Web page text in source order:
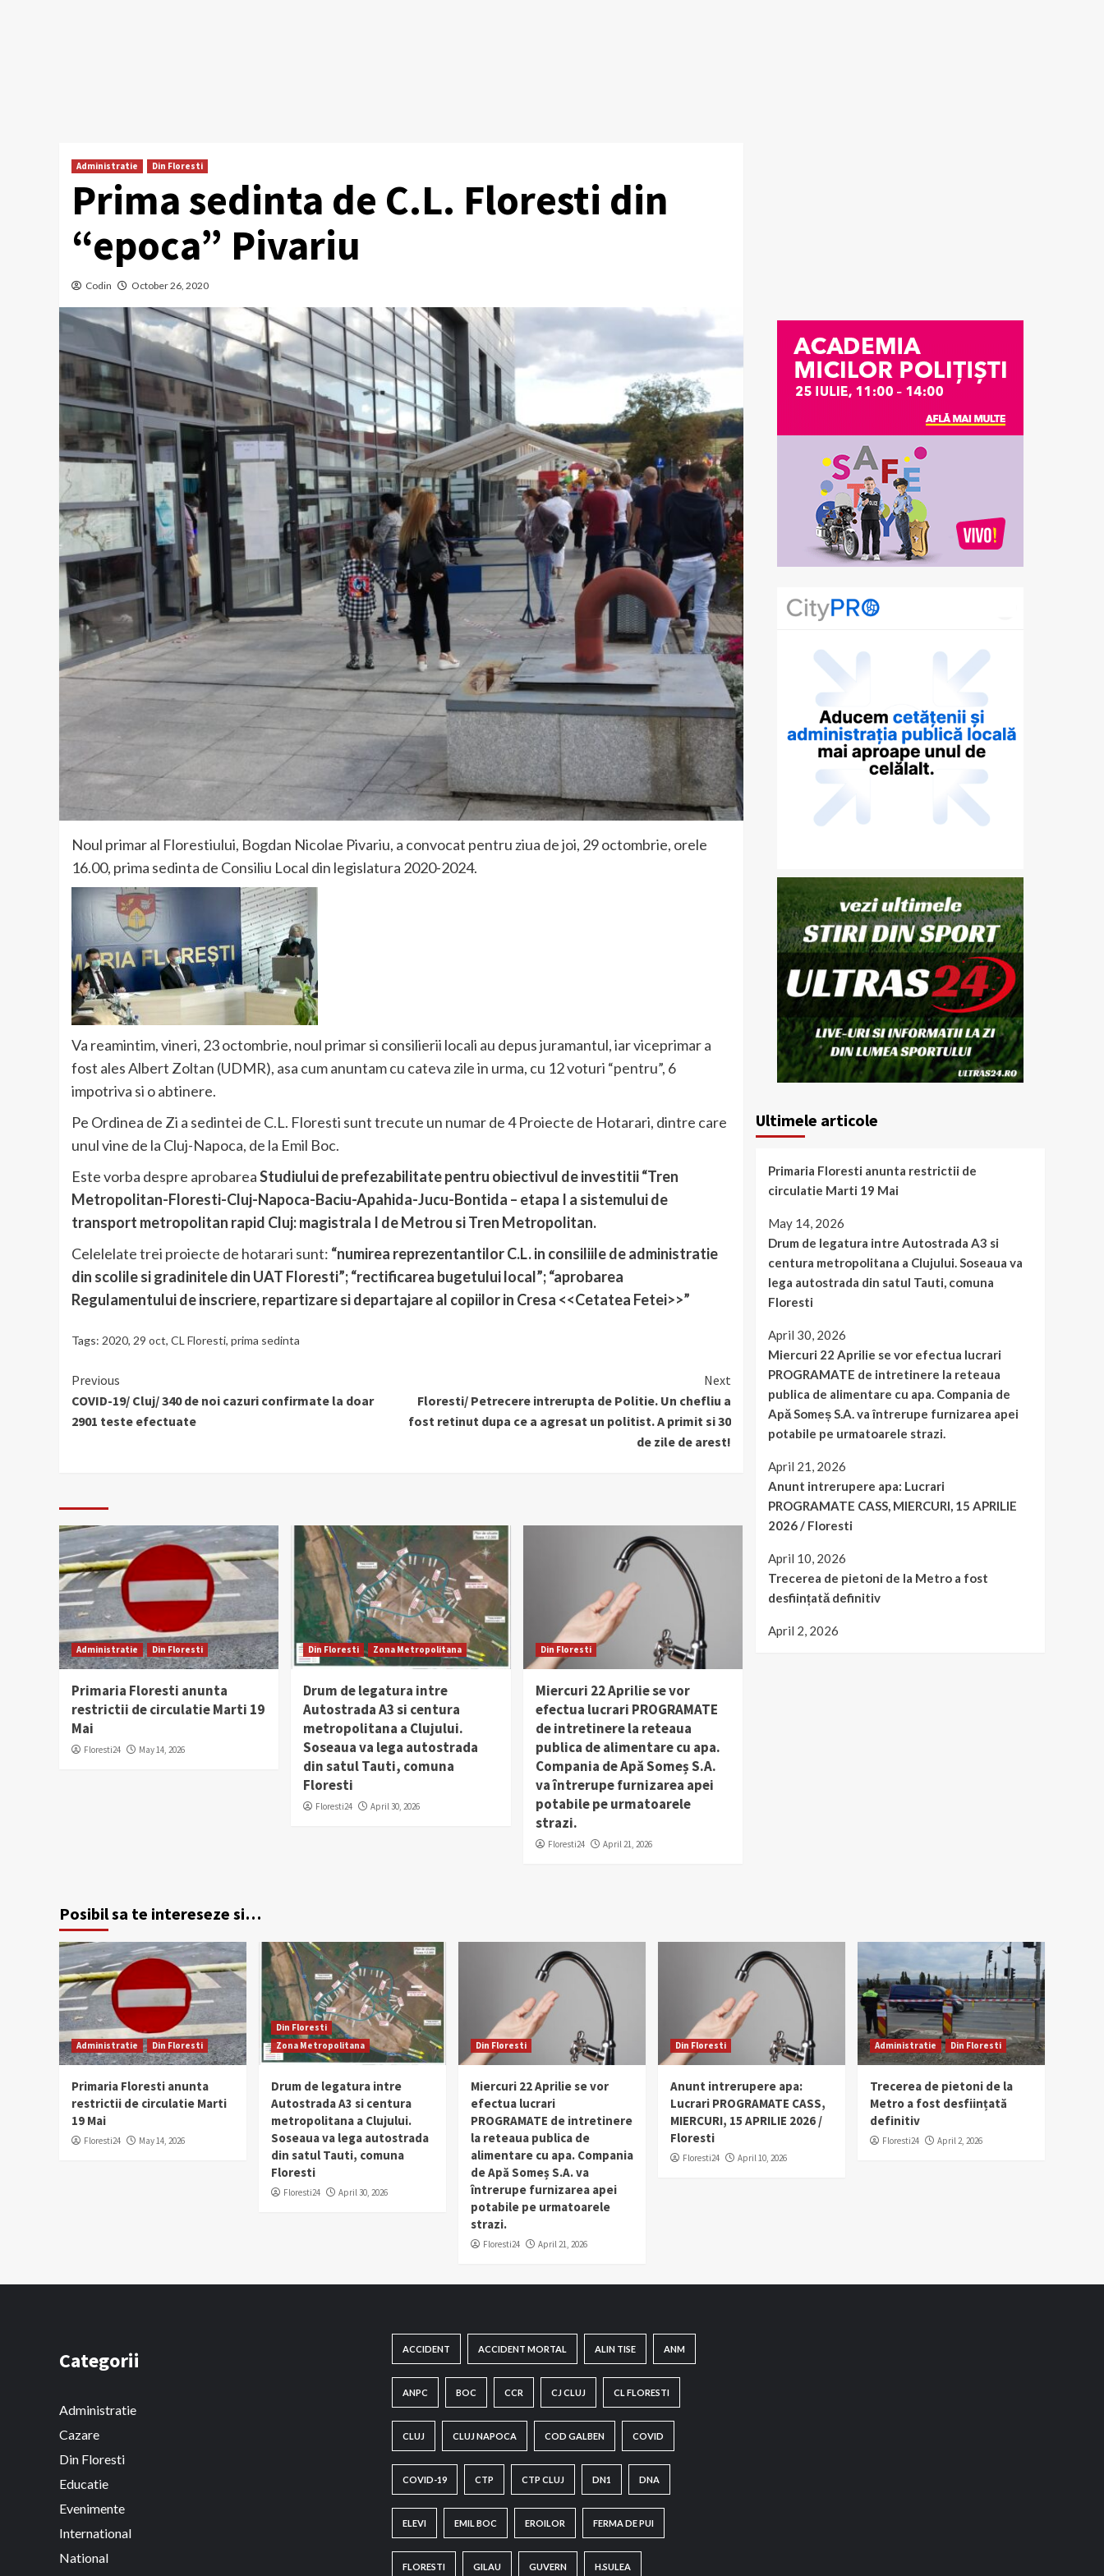
Administratie Din Floresti
Prima sedinta de C.L. Floresti din
“epoca” Pivariu
Codin October 26, 2020
Noul primar al Florestiului, Bogdan Nicolae Pivariu, a convocat pentru ziua de joi, 29 octombrie, orele
16.00, prima sedinta de Consiliu Local din legislatura 2020-2024.
Va reamintim, vineri, 23 octombrie, noul primar si consilierii locali au depus juramantul, iar viceprimar a
fost ales Albert Zoltan (UDMR), asa cum anuntam cu cateva zile in urma, cu 12 voturi “pentru”, 6
impotriva si o abtinere.
Pe Ordinea de Zi a sedintei de C.L. Floresti sunt trecute un numar de 4 Proiecte de Hotarari, dintre care
unul vine de la Cluj-Napoca, de la Emil Boc.
Este vorba despre aprobareaStudiului de prefezabilitate pentru obiectivul de investitii “Tren
Metropolitan-Floresti-Cluj-Napoca-Baciu-Apahida-Jucu-Bontida – etapa I a sistemului de
transport metropolitan rapid Cluj: magistrala I de Metrou si Tren Metropolitan.
Celelelate trei proiecte de hotarari sunt: “numirea reprezentantilor C.L. in consiliile de administratie
din scolile si gradinitele din UAT Floresti”; “rectificarea bugetului local”; “aprobarea
Regulamentului de inscriere, repartizare si departajare al copiilor in Cresa <<Cetatea Fetei>>”
Tags: 2020, 29 oct, CL Floresti, prima sedinta
Continue
Reading
Previous
COVID-19/ Cluj/ 340 de noi cazuri confirmate la doar
2901 teste efectuate
Next
Floresti/ Petrecere intrerupta de Politie. Un chefliu a
fost retinut dupa ce a agresat un politist. A primit si 30
de zile de arest!
Administratie Din Floresti
Primaria Floresti anunta
restrictii de circulatie Marti 19
Mai
Floresti24 May 14, 2026
Din Floresti Zona Metropolitana
Drum de legatura intre
Autostrada A3 si centura
metropolitana a Clujului.
Soseaua va lega autostrada
din satul Tauti, comuna
Floresti
Floresti24 April 30, 2026
Din Floresti
Miercuri 22 Aprilie se vor
efectua lucrari PROGRAMATE
de intretinere la reteaua
publica de alimentare cu apa.
Compania de Apă Someș S.A.
va întrerupe furnizarea apei
potabile pe urmatoarele
strazi.
Floresti24 April 21, 2026
Ultimele articole
Primaria Floresti anunta restrictii de
circulatie Marti 19 Mai
May 14, 2026
Drum de legatura intre Autostrada A3 si
centura metropolitana a Clujului. Soseaua va
lega autostrada din satul Tauti, comuna
Floresti
April 30, 2026
Miercuri 22 Aprilie se vor efectua lucrari
PROGRAMATE de intretinere la reteaua
publica de alimentare cu apa. Compania de
Apă Someș S.A. va întrerupe furnizarea apei
potabile pe urmatoarele strazi.
April 21, 2026
Anunt intrerupere apa: Lucrari
PROGRAMATE CASS, MIERCURI, 15 APRILIE
2026 / Floresti
April 10, 2026
Trecerea de pietoni de la Metro a fost
desființată definitiv
April 2, 2026
Posibil sa te intereseze si…
Administratie Din Floresti
Primaria Floresti anunta
restrictii de circulatie Marti
19 Mai
Floresti24 May 14, 2026
Din Floresti
Zona Metropolitana
Drum de legatura intre
Autostrada A3 si centura
metropolitana a Clujului.
Soseaua va lega autostrada
din satul Tauti, comuna
Floresti
Floresti24 April 30, 2026
Din Floresti
Miercuri 22 Aprilie se vor
efectua lucrari
PROGRAMATE de intretinere
la reteaua publica de
alimentare cu apa. Compania
de Apă Someș S.A. va
întrerupe furnizarea apei
potabile pe urmatoarele
strazi.
Floresti24 April 21, 2026
Din Floresti
Anunt intrerupere apa:
Lucrari PROGRAMATE CASS,
MIERCURI, 15 APRILIE 2026 /
Floresti
Floresti24 April 10, 2026
Administratie Din Floresti
Trecerea de pietoni de la
Metro a fost desființată
definitiv
Floresti24 April 2, 2026
Categorii
Administratie
Cazare
Din Floresti
Educatie
Evenimente
International
National
ACCIDENT ACCIDENT MORTAL ALIN TISE ANM
ANPC BOC CCR CJ CLUJ CL FLORESTI
CLUJ CLUJ NAPOCA COD GALBEN COVID
COVID-19 CTP CTP CLUJ DN1 DNA
ELEVI EMIL BOC EROILOR FERMA DE PUI
FLORESTI GILAU GUVERN H.SULEA